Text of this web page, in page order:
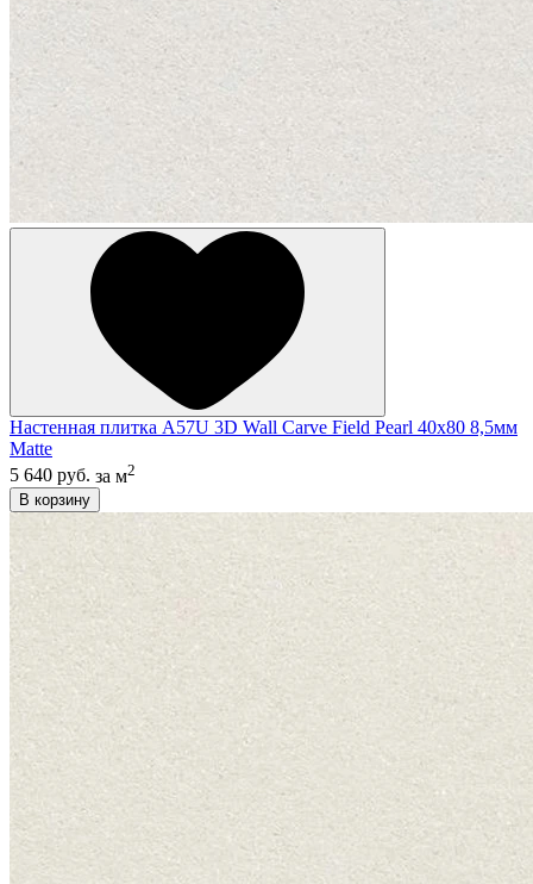
Настенная плитка A57U 3D Wall Carve Field Pearl 40x80 8,5мм
Matte
5 640 руб. за м2
В корзину